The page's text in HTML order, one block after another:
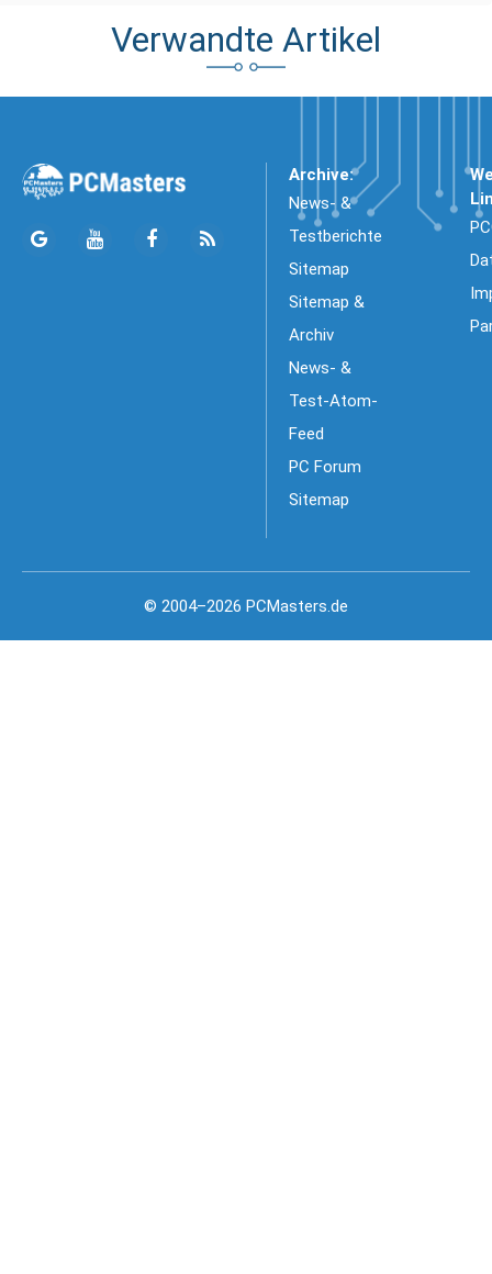
Verwandte Artikel
Archive:
News- &
Testberichte
Sitemap
Sitemap &
Archiv
News- &
Test-Atom-
Feed
PC Forum
Sitemap
© 2004–2026 PCMasters.de